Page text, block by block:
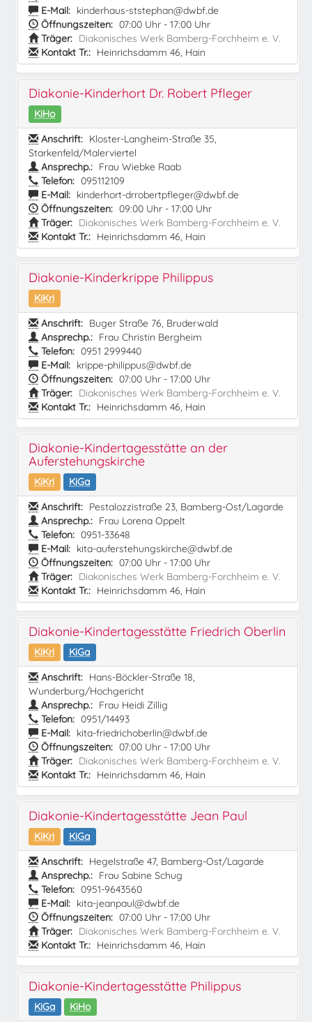
E-Mail: kinderhaus-ststephan@dwbf.de
Öffnungszeiten: 07:00 Uhr - 17:00 Uhr
Träger: Diakonisches Werk Bamberg-Forchheim e. V.
Kontakt Tr.: Heinrichsdamm 46, Hain
Diakonie-Kinderhort Dr. Robert Pfleger
KiHo
Anschrift: Kloster-Langheim-Straße 35,
Starkenfeld/Malerviertel
Ansprechp.: Frau Wiebke Raab
Telefon: 095112109
E-Mail: kinderhort-drrobertpfleger@dwbf.de
Öffnungszeiten: 09:00 Uhr - 17:00 Uhr
Träger: Diakonisches Werk Bamberg-Forchheim e. V.
Kontakt Tr.: Heinrichsdamm 46, Hain
Diakonie-Kinderkrippe Philippus
KiKri
Anschrift: Buger Straße 76, Bruderwald
Ansprechp.: Frau Christin Bergheim
Telefon: 0951 2999440
E-Mail: krippe-philippus@dwbf.de
Öffnungszeiten: 07:00 Uhr - 17:00 Uhr
Träger: Diakonisches Werk Bamberg-Forchheim e. V.
Kontakt Tr.: Heinrichsdamm 46, Hain
Diakonie-Kindertagesstätte an der
Auferstehungskirche
KiKri
KiGa
Anschrift: Pestalozzistraße 23, Bamberg-Ost/Lagarde
Ansprechp.: Frau Lorena Oppelt
Telefon: 0951-33648
E-Mail: kita-auferstehungskirche@dwbf.de
Öffnungszeiten: 07:00 Uhr - 17:00 Uhr
Träger: Diakonisches Werk Bamberg-Forchheim e. V.
Kontakt Tr.: Heinrichsdamm 46, Hain
Diakonie-Kindertagesstätte Friedrich Oberlin
KiKri
KiGa
Anschrift: Hans-Böckler-Straße 18,
Wunderburg/Hochgericht
Ansprechp.: Frau Heidi Zillig
Telefon: 0951/14493
E-Mail: kita-friedrichoberlin@dwbf.de
Öffnungszeiten: 07:00 Uhr - 17:00 Uhr
Träger: Diakonisches Werk Bamberg-Forchheim e. V.
Kontakt Tr.: Heinrichsdamm 46, Hain
Diakonie-Kindertagesstätte Jean Paul
KiKri
KiGa
Anschrift: Hegelstraße 47, Bamberg-Ost/Lagarde
Ansprechp.: Frau Sabine Schug
Telefon: 0951-9643560
E-Mail: kita-jeanpaul@dwbf.de
Öffnungszeiten: 07:00 Uhr - 17:00 Uhr
Träger: Diakonisches Werk Bamberg-Forchheim e. V.
Kontakt Tr.: Heinrichsdamm 46, Hain
Diakonie-Kindertagesstätte Philippus
KiGa
KiHo